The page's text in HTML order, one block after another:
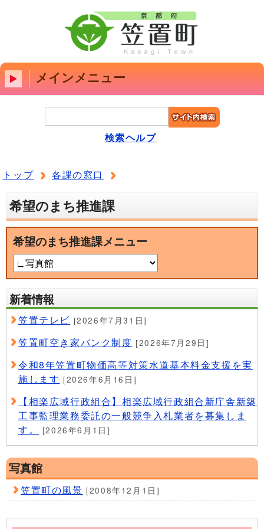
メインメニュー
検索ヘルプ
トップ 各課の窓口
希望のまち推進課
希望のまち推進課メニュー
新着情報
笠置テレビ [2026年7月31日]
笠置町空き家バンク制度 [2026年7月29日]
令和8年笠置町物価高等対策水道基本料金支援を実
施します [2026年6月16日]
【相楽広域行政組合】相楽広域行政組合新庁舎新築
工事監理業務委託の一般競争入札業者を募集しま
す。
[2026年6月1日]
写真館
笠置町の風景 [2008年12月1日]